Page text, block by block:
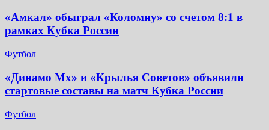
«Амкал» обыграл «Коломну» со счетом 8:1 в
рамках Кубка России
Футбол
«Динамо Мх» и «Крылья Советов» объявили
стартовые составы на матч Кубка России
Футбол